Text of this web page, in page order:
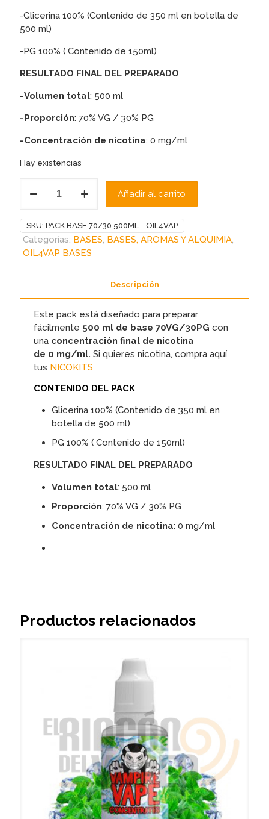
-Glicerina 100% (Contenido de 350 ml en botella de
500 ml)
-PG 100% ( Contenido de 150ml)
RESULTADO FINAL DEL PREPARADO
-Volumen total: 500 ml
-Proporción: 70% VG / 30% PG
-Concentración de nicotina: 0 mg/ml
Hay existencias
BASE
500ML-
OIL4VAP
cantidad
Añadir al carrito
SKU: PACK BASE 70/30 500ML - OIL4VAP
Categorías: BASES, BASES, AROMAS Y ALQUIMIA,
OIL4VAP BASES
Descripción
Este pack está diseñado para preparar
fácilmente 500 ml de base70VG/30PG con
una concentración final de nicotina
de 0 mg/ml. Si quieres nicotina, compra aquí
tus NICOKITS
CONTENIDO DEL PACK
Glicerina 100% (Contenido de 350 ml en
botella de 500 ml)
PG 100% ( Contenido de 150ml)
RESULTADO FINAL DEL PREPARADO
Volumen total: 500 ml
Proporción: 70% VG / 30% PG
Concentración de nicotina: 0 mg/ml
Productos relacionados